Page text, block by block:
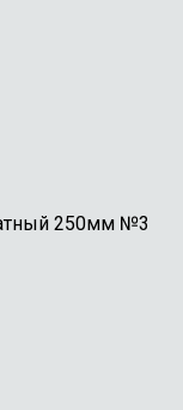
250мм №3